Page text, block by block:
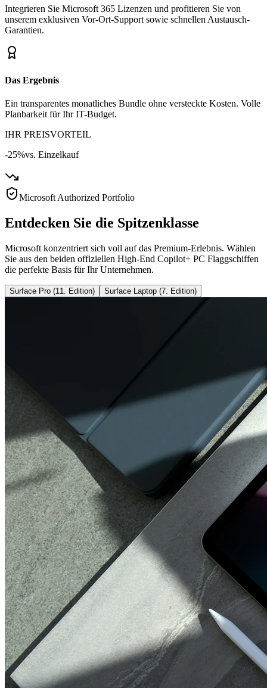
Integrieren Sie Microsoft 365 Lizenzen und profitieren Sie von
unserem exklusiven Vor-Ort-Support sowie schnellen Austausch-
Garantien.
Das Ergebnis
Ein transparentes monatliches Bundle ohne versteckte Kosten. Volle
Planbarkeit für Ihr IT-Budget.
IHR PREISVORTEIL
-25%vs. Einzelkauf
Microsoft Authorized Portfolio
Entdecken Sie die Spitzenklasse
Microsoft konzentriert sich voll auf das Premium-Erlebnis. Wählen
Sie aus den beiden offiziellen High-End Copilot+ PC Flaggschiffen
die perfekte Basis für Ihr Unternehmen.
Surface Pro (11. Edition) Surface Laptop (7. Edition)